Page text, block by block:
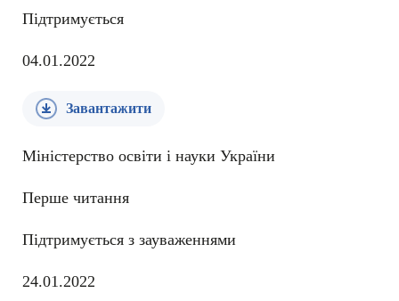
Підтримується
04.01.2022
Завантажити
Міністерство освіти і науки України
Перше читання
Підтримується з зауваженнями
24.01.2022